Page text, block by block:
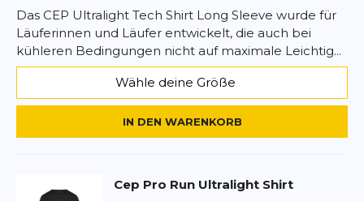
Das CEP Ultralight Tech Shirt Long Sleeve wurde für
Läuferinnen und Läufer entwickelt, die auch bei
kühleren Bedingungen nicht auf maximale Leichtig...
Wähle deine Größe
IN DEN WARENKORB
Cep Pro Run Ultralight Shirt